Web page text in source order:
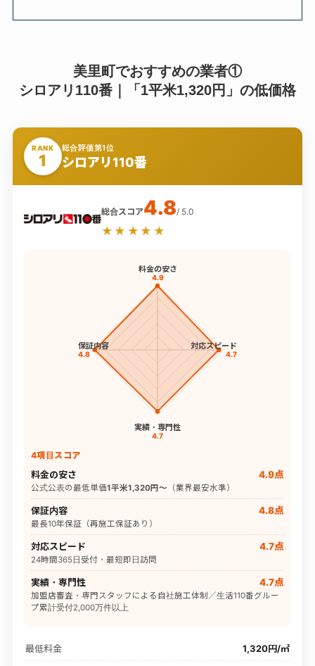
美里町でおすすめの業者①
シロアリ110番｜「1平米1,320円」の低価格
RANK
1
総合評価第1位
シロアリ110番
総合スコア4.8/ 5.0
★★★★★
料金の安さ
4.9
対応スピード
4.7
実績・専門性
4.7
保証内容
4.8
4項目スコア
料金の安さ 4.9点
公式公表の最低単価1平米1,320円〜 （業界最安水準）
保証内容 4.8点
最長10年保証（再施工保証あり）
対応スピード 4.7点
24時間365日受付・最短即日訪問
実績・専門性 4.7点
加盟店審査・専門スタッフによる自社施工体制／生活110番グルー
プ累計受付2,000万件以上
最低料金 1,320円/㎡